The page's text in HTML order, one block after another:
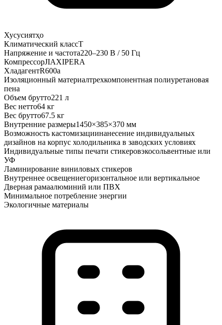
Хусусиятҳо
Климатический классT
Напряжение и частота220–230 В / 50 Гц
КомпрессорJIAXIPERA
ХладагентR600a
Изоляционный материалтрехкомпонентная полиуретановая
пена
Объем брутто221 л
Вес нетто64 кг
Вес брутто67.5 кг
Внутренние размеры1450×385×370 мм
Возможность кастомизациинанесение индивидуальных
дизайнов на корпус холодильника в заводских условиях
Индивидуальные типы печати стикеровэкосольвентные или
УФ
Ламинирование виниловых стикеров
Внутреннее освещениегоризонтальное или вертикальное
Дверная рамаалюминий или ПВХ
Минимальное потребление энергии
Экологичные материалы